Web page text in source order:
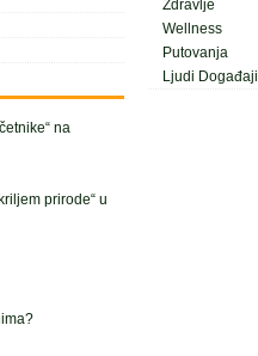
na
prirode“ u
Zdravlje
Wellness
Putovanja
Ljudi Događaji